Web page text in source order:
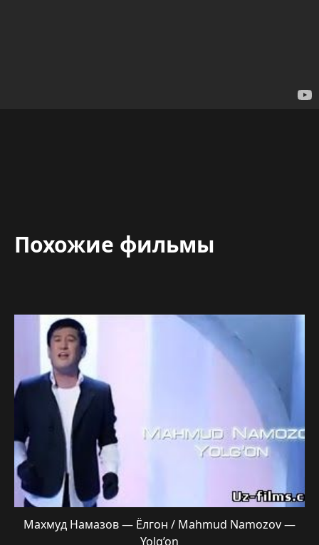
Похожие фильмы
Махмуд Намазов — Ёлгон / Mahmud Namozov —
Yolg’on